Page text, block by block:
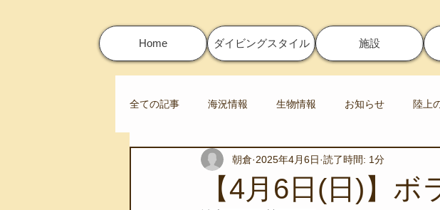
Home ダイビングスタイル 施設
全ての記事 海況情報 生物情報 お知らせ 陸上
スノーケリングツアー 自然環境保全 ワカメの養殖
【4月6日(日)】
朝倉 2025年4月6日 読了時間: 1分